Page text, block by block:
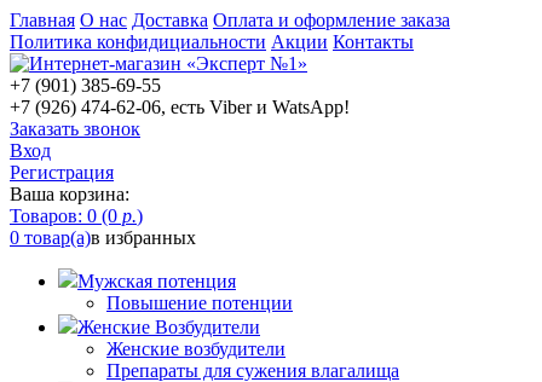
Главная О нас Доставка Оплата и оформление заказа
Политика конфидициальности Акции Контакты
+7 (901) 385-69-55
+7 (926) 474-62-06, есть Viber и WatsApp!
Заказать звонок
Вход
Регистрация
Ваша корзина:
Товаров: 0 (0 р.)
0 товар(а)в избранных
Мужская потенция
Повышение потенции
Женские Возбудители
Женские возбудители
Препараты для сужения влагалища